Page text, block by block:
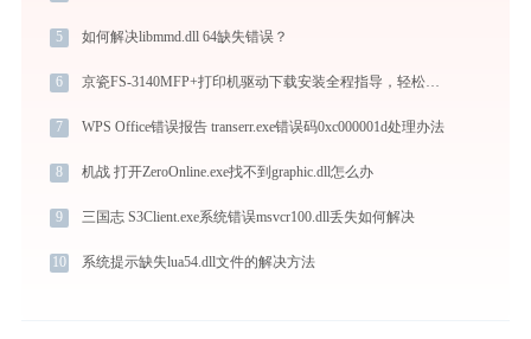
5 如何解决libmmd.dll 64缺失错误？
6 京瓷FS-3140MFP+打印机驱动下载安装全程指导，轻松解决打印问题
7 WPS Office错误报告 transerr.exe错误码0xc000001d处理办法
8 机战 打开ZeroOnline.exe找不到graphic.dll怎么办
9 三国志 S3Client.exe系统错误msvcr100.dll丢失如何解决
10 系统提示缺失lua54.dll文件的解决方法